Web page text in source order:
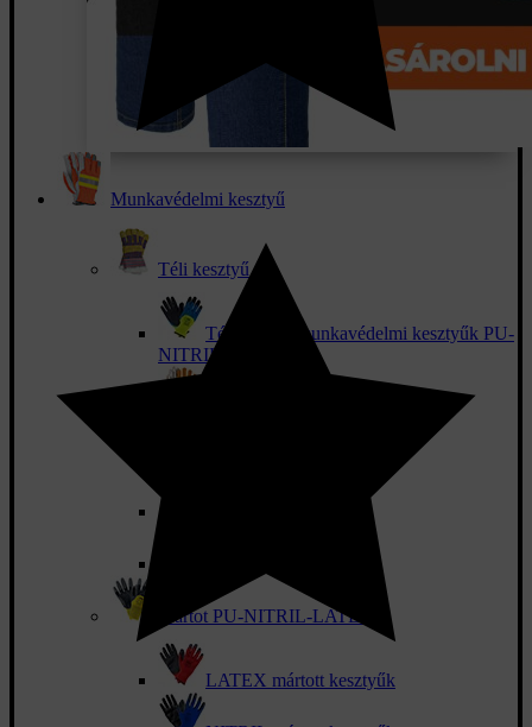
Munkavédelmi kesztyű
Téli kesztyű
Téli mártott munkavédelmi kesztyűk PU-
NITRIL-LATEX
Mártot PU-NITRIL-LATEX
LATEX mártott kesztyűk